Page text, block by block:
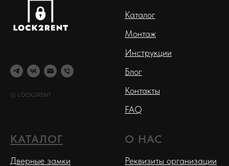
© LOCK2RENT
Каталог
Монтаж
Инструкции
Блог
Контакты
FAQ
КАТАЛОГ
Дверные замки
О НАС
Реквизиты организации